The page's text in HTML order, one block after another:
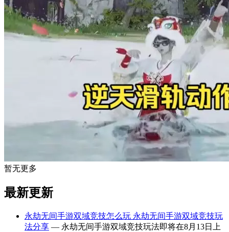
暂无更多
最新更新
永劫无间手游双域竞技怎么玩 永劫无间手游双域竞技玩
法分享 — 永劫无间手游双域竞技玩法即将在8月13日上